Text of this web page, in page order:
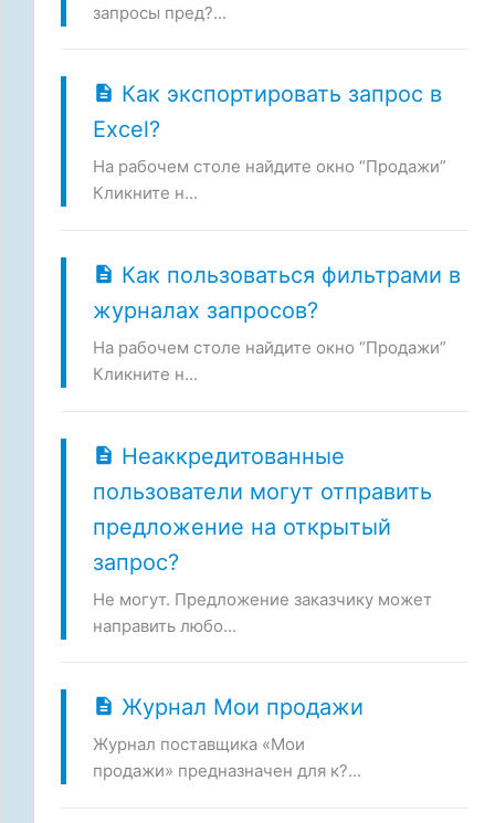
запросы пред?...
Как экспортировать запрос в
Excel?
На рабочем столе найдите окно “Продажи”
Кликните н...
Как пользоваться фильтрами в
журналах запросов?
На рабочем столе найдите окно “Продажи”
Кликните н...
Неаккредитованные
пользователи могут отправить
предложение на открытый
запрос?
Не могут. Предложение заказчику может
направить любо...
Журнал Мои продажи
Журнал поставщика «Мои
продажи» предназначен для к?...